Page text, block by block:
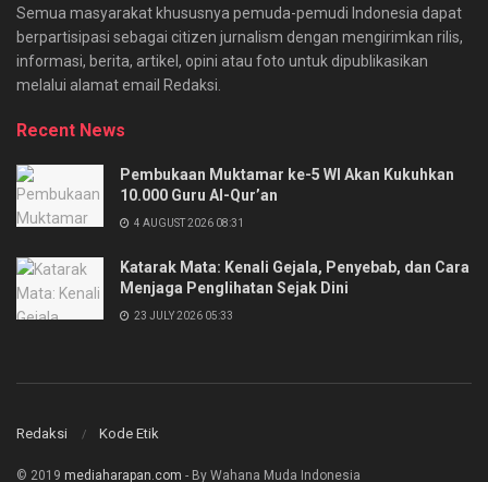
Semua masyarakat khususnya pemuda-pemudi Indonesia dapat
berpartisipasi sebagai citizen jurnalism dengan mengirimkan rilis,
informasi, berita, artikel, opini atau foto untuk dipublikasikan
melalui alamat email Redaksi.
Recent News
Pembukaan Muktamar ke-5 WI Akan Kukuhkan
10.000 Guru Al-Qur’an
4 AUGUST 2026 08:31
Katarak Mata: Kenali Gejala, Penyebab, dan Cara
Menjaga Penglihatan Sejak Dini
23 JULY 2026 05:33
Redaksi Kode Etik
© 2019 mediaharapan.com - By Wahana Muda Indonesia